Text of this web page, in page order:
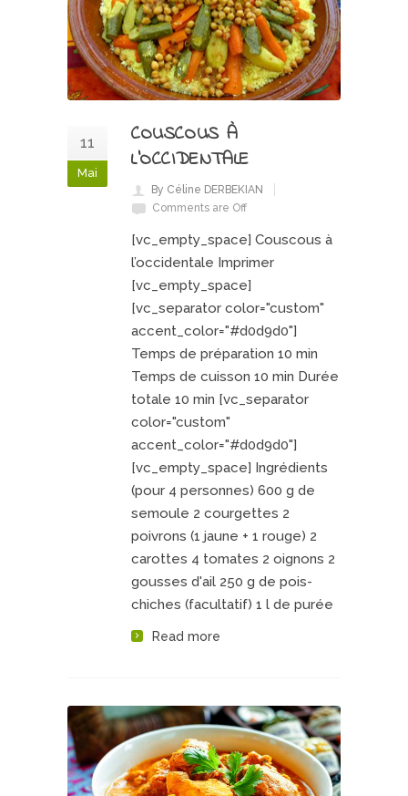
11
Mai
COUSCOUS À
L’OCCIDENTALE
By Céline DERBEKIAN
Comments are Off
[vc_empty_space] Couscous à
l’occidentale Imprimer
[vc_empty_space]
[vc_separator color="custom"
accent_color="#d0d9d0"]
Temps de préparation 10 min
Temps de cuisson 10 min Durée
totale 10 min [vc_separator
color="custom"
accent_color="#d0d9d0"]
[vc_empty_space] Ingrédients
(pour 4 personnes) 600 g de
semoule 2 courgettes 2
poivrons (1 jaune + 1 rouge) 2
carottes 4 tomates 2 oignons 2
gousses d'ail 250 g de pois-
chiches (facultatif) 1 l de purée
Read more